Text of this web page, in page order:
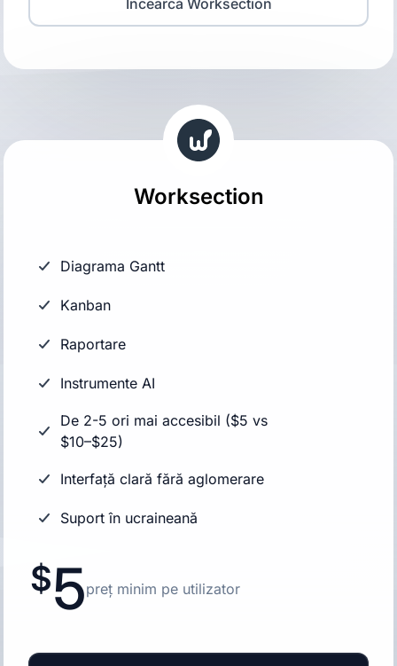
Încearcă Worksection
Worksection
Diagrama Gantt
Kanban
Raportare
Instrumente AI
De 2-5 ori mai accesibil ($5 vs
$10–$25)
Interfață clară fără aglomerare
Suport în ucraineană
5preț minim pe utilizator